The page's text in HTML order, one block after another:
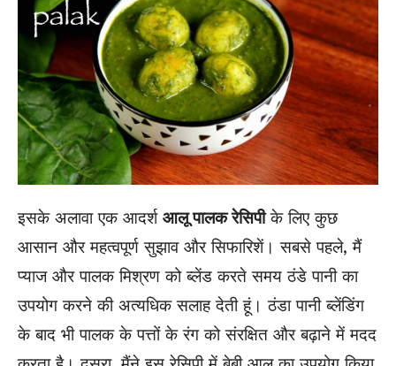
इसके अलावा एक आदर्श आलू पालक रेसिपीके लिए कुछ
आसान और महत्वपूर्ण सुझाव और सिफारिशें। सबसे पहले, मैं
प्याज और पालक मिश्रण को ब्लेंड करते समय ठंडे पानी का
उपयोग करने की अत्यधिक सलाह देती हूं। ठंडा पानी ब्लेंडिंग
के बाद भी पालक के पत्तों के रंग को संरक्षित और बढ़ाने में मदद